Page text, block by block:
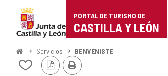
Portal
de
Turismo
PORTAL DE TURISMO DE
CASTILLA Y LEÓN
InicioServicios BENVENISTE
Añadir/quitar
Versión
PDF
Imprimir